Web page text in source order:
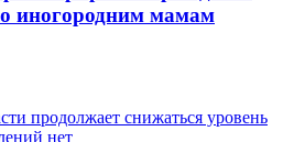
иногородним мамам